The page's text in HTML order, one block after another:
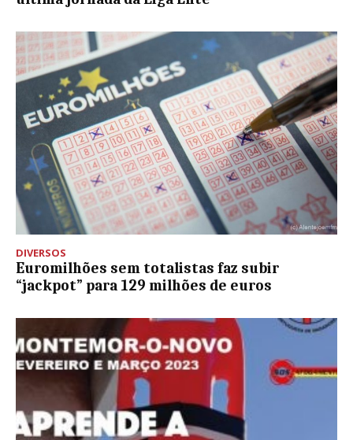
DIVERSOS
Euromilhões sem totalistas faz subir
“jackpot” para 129 milhões de euros